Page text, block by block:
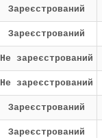
Зареєстрований
Зареєстрований
Не зареєстрований
Не зареєстрований
Зареєстрований
Зареєстрований